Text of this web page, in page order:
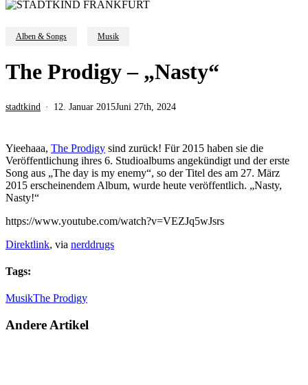
Alben & Songs Musik
The Prodigy – „Nasty“
stadtkind 12. Januar 2015Juni 27th, 2024
Yieehaaa, The Prodigy sind zurück! Für 2015 haben sie die
Veröffentlichung ihres 6. Studioalbums angekündigt und der erste
Song aus „The day is my enemy“, so der Titel des am 27. März
2015 erscheinendem Album, wurde heute veröffentlich. „Nasty,
Nasty!“
https://www.youtube.com/watch?v=VEZJq5wJsrs
Direktlink, via nerddrugs
Tags:
MusikThe Prodigy
Andere Artikel